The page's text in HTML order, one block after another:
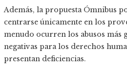
Además, la propuesta Ómnibus
centrarse únicamente en los
menudo ocurren los abusos más
negativas para los derechos
presentan deficiencias.​